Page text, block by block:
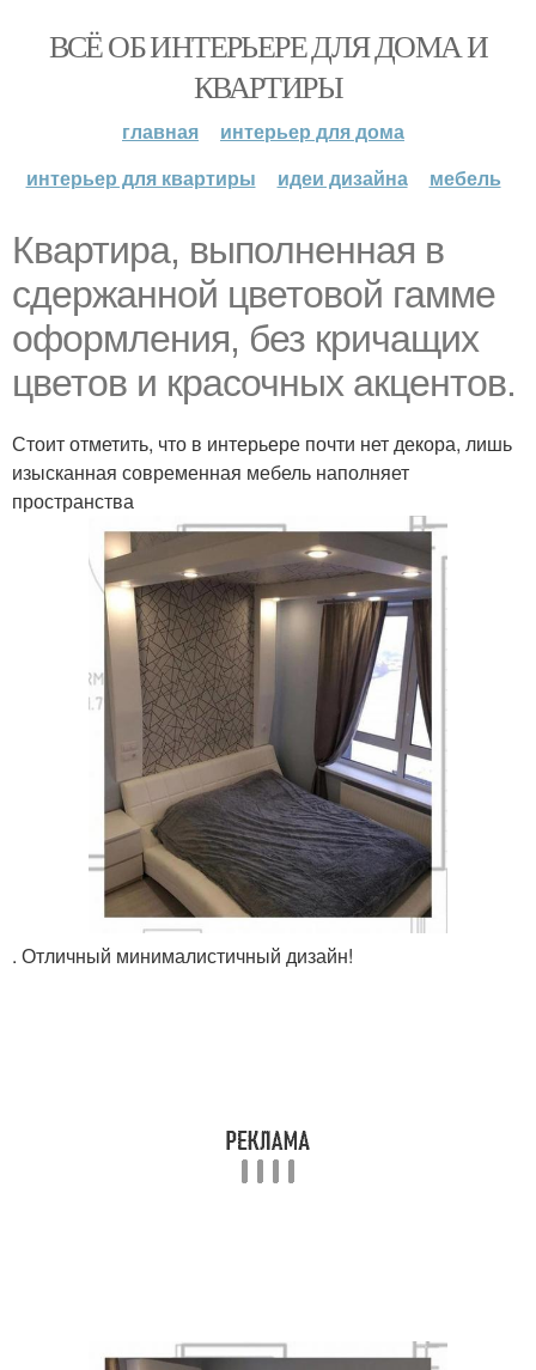
ВСЁ ОБ ИНТЕРЬЕРЕ ДЛЯ ДОМА И
КВАРТИРЫ
главная
интерьер для дома
интерьер для квартиры
идеи дизайна мебель
Квартира, выполненная в
сдержанной цветовой гамме
оформления, без кричащих
цветов и красочных акцентов.
Стоит отметить, что в интерьере почти нет декора, лишь
изысканная современная мебель наполняет
пространства
. Отличный минималистичный дизайн!